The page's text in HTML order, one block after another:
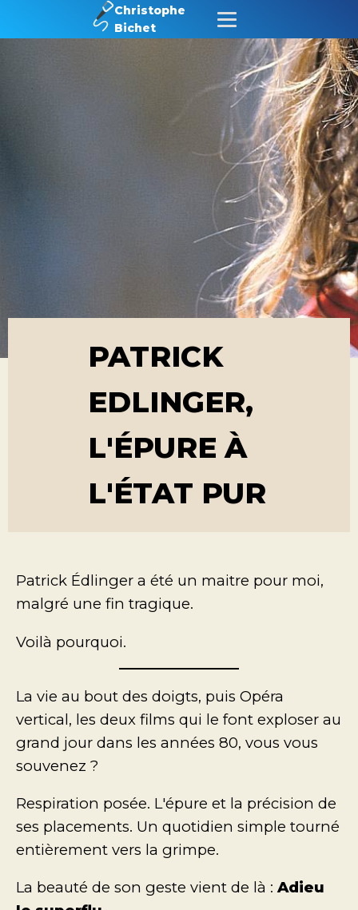
Christophe
Bichet
PATRICK
EDLINGER,
L'ÉPURE À
L'ÉTAT PUR
Patrick Édlinger a été un maitre pour moi,
malgré une fin tragique.
Voilà pourquoi.
La vie au bout des doigts, puis Opéra
vertical, les deux films qui le font exploser au
grand jour dans les années 80, vous vous
souvenez ?
Respiration posée. L'épure et la précision de
ses placements. Un quotidien simple tourné
entièrement vers la grimpe.
La beauté de son geste vient de là : Adieu